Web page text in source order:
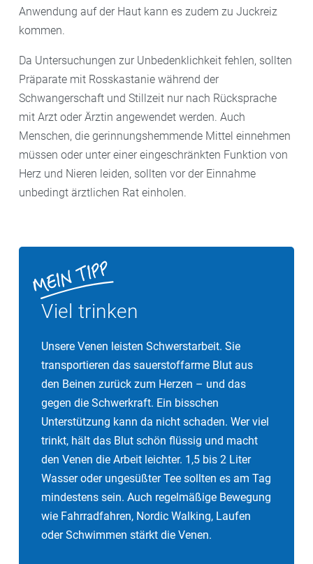
Anwendung auf der Haut kann es zudem zu Juckreiz
kommen.
Da Untersuchungen zur Unbedenklichkeit fehlen, sollten
Präparate mit Rosskastanie während der
Schwangerschaft und Stillzeit nur nach Rücksprache
mit Arzt oder Ärztin angewendet werden. Auch
Menschen, die gerinnungshemmende Mittel einnehmen
müssen oder unter einer eingeschränkten Funktion von
Herz und Nieren leiden, sollten vor der Einnahme
unbedingt ärztlichen Rat einholen.
Viel trinken
Unsere Venen leisten Schwerstarbeit. Sie
transportieren das sauerstoffarme Blut aus
den Beinen zurück zum Herzen – und das
gegen die Schwerkraft. Ein bisschen
Unterstützung kann da nicht schaden. Wer viel
trinkt, hält das Blut schön flüssig und macht
den Venen die Arbeit leichter. 1,5 bis 2 Liter
Wasser oder ungesüßter Tee sollten es am Tag
mindestens sein. Auch regelmäßige Bewegung
wie Fahrradfahren, Nordic Walking, Laufen
oder Schwimmen stärkt die Venen.